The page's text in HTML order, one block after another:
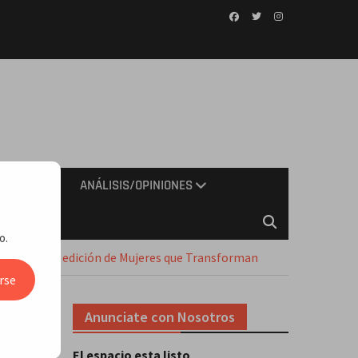
ANÁLISIS/OPINIONES
en la 4ta edición de Mujeres que Transforman
Anunciate con Nosotros
El espacio esta listo